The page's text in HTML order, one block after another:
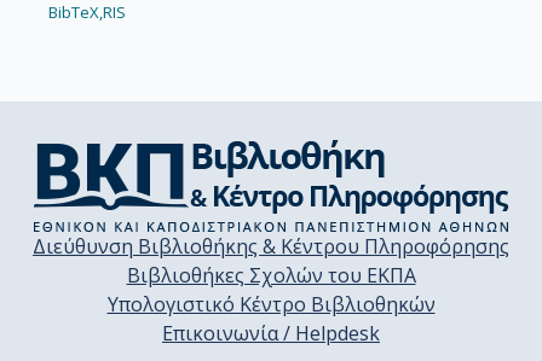
BibTeX,RIS
Διεύθυνση Βιβλιοθήκης & Κέντρου Πληροφόρησης
Βιβλιοθήκες Σχολών του ΕΚΠΑ
Υπολογιστικό Κέντρο Βιβλιοθηκών
Επικοινωνία / Helpdesk